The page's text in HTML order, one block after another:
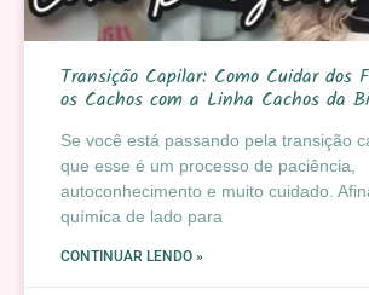
Transição Capilar: Como Cuidar dos
os Cachos com a Linha Cachos da
Se você está passando pela transição
que esse é um processo de paciência,
autoconhecimento e muito cuidado.
química de lado para
CONTINUAR LENDO »